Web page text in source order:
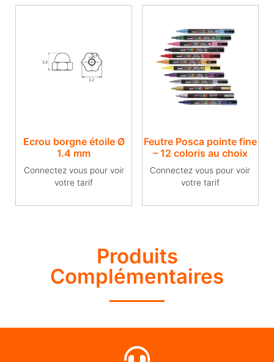
Ecrou borgne étoile Ø
1.4 mm
Connectez vous pour voir
votre tarif
Feutre Posca pointe fine
– 12 coloris au choix
Connectez vous pour voir
votre tarif
Produits
Complémentaires